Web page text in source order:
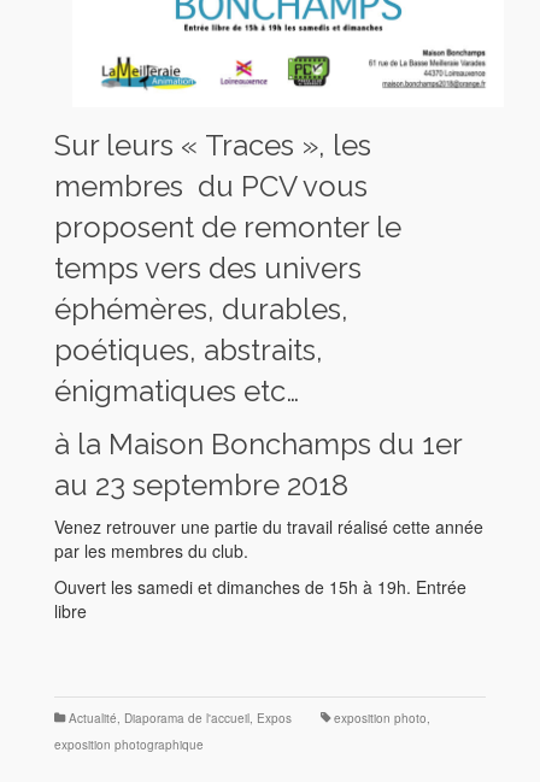
Sur leurs « Traces », les
membres du PCV vous
proposent de remonter le
temps vers des univers
éphémères, durables,
poétiques, abstraits,
énigmatiques etc…
à la Maison Bonchamps du 1er
au 23 septembre 2018
Venez retrouver une partie du travail réalisé cette année
par les membres du club.
Ouvert les samedi et dimanches de 15h à 19h. Entrée
libre
Actualité, Diaporama de l'accueil, Expos exposition photo,
exposition photographique